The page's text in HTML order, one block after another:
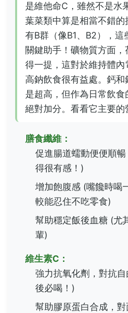
是維他命C，雖然不是水
葉菜類中算是相當不錯的
有B群（像B1、B2），這
關鍵助手！礦物質方面
得一提，這對於維持體
高鈉飲食很有益處。鈣
是超高，但作為日常飲食
絕對加分。看看它主要的
膳食纖維：
促進腸道蠕動便便順
得很有感！)
增加飽腹感 (嘴饞時喝
較能忍住不吃零食)
幫助穩定飯後血糖 (尤
輩)
維生素C：
強力抗氧化劑，對抗
後必喝！)
幫助膠原蛋白合成，